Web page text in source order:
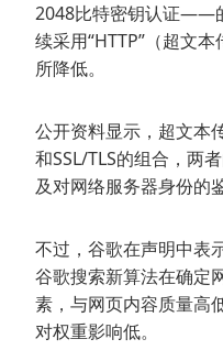
2048比特密钥认证——
续采用“HTTP”（超文
所降低。
公开资料显示，超文本
和SSL/TLS的组合，两
及对网络服务器身份的鉴
不过，谷歌在声明中表
谷歌搜索新算法在确定
素，与网页内容质量高
对权重影响低。